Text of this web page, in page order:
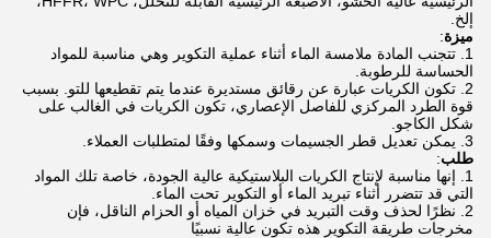
إلخ.
ميزة:
تتجنب المادة ملامسة الماء أثناء عملية التكوير وهي مناسبة للمواد
الحساسة للرطوبة.
تكون الكريات عبارة عن رقائق مستديرة عندما يتم تقطيعها للتو. بسبب
قوة الطرد المركزي للفاصل الإعصاري، تكون الكريات في الغالب على
شكل الكاجو.
يمكن تعديل قطر الجسيمات وسمكها وفقًا لمتطلبات العملاء.
طلب:
إنها مناسبة لإنتاج الكريات البلاستيكية عالية الجودة، خاصة تلك المواد
التي قد تتضرر أثناء تبريد الماء أو التكوير تحت الماء.
نظرًا لحذف وقت التبريد في خزان المياه أو الحزام الناقل، فإن
مخرجات طريقة التكوير هذه تكون عالية نسبيًا